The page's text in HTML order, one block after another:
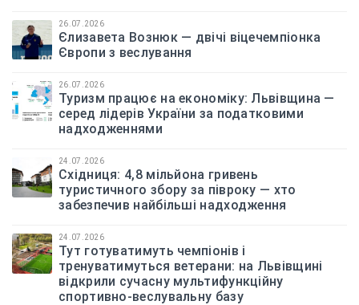
26.07.2026
Єлизавета Вознюк — двічі віцечемпіонка
Європи з веслування
26.07.2026
Туризм працює на економіку: Львівщина —
серед лідерів України за податковими
надходженнями
24.07.2026
Східниця: 4,8 мільйона гривень
туристичного збору за півроку — хто
забезпечив найбільші надходження
24.07.2026
Тут готуватимуть чемпіонів і
тренуватимуться ветерани: на Львівщині
відкрили сучасну мультифункційну
спортивно-веслувальну базу